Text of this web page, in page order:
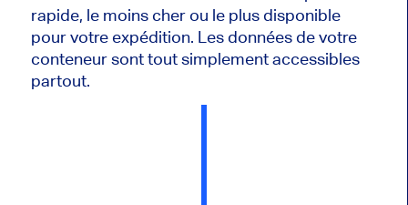
rapide, le moins cher ou le plus disponible
pour votre expédition. Les données de votre
conteneur sont tout simplement accessibles
partout.